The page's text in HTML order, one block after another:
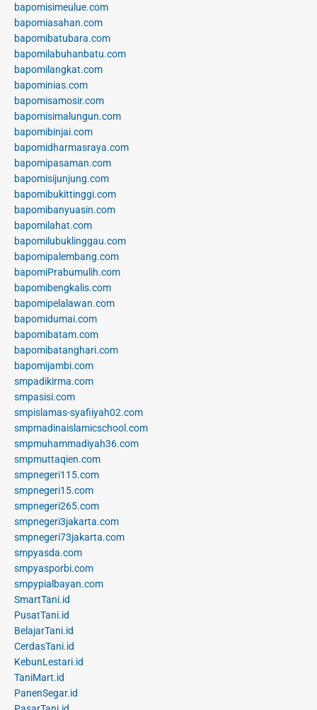
bapomisimeulue.com
bapomiasahan.com
bapomibatubara.com
bapomilabuhanbatu.com
bapomilangkat.com
bapominias.com
bapomisamosir.com
bapomisimalungun.com
bapomibinjai.com
bapomidharmasraya.com
bapomipasaman.com
bapomisijunjung.com
bapomibukittinggi.com
bapomibanyuasin.com
bapomilahat.com
bapomilubuklinggau.com
bapomipalembang.com
bapomiPrabumulih.com
bapomibengkalis.com
bapomipelalawan.com
bapomidumai.com
bapomibatam.com
bapomibatanghari.com
bapomijambi.com
smpadikirma.com
smpasisi.com
smpislamas-syafiiyah02.com
smpmadinaislamicschool.com
smpmuhammadiyah36.com
smpmuttaqien.com
smpnegeri115.com
smpnegeri15.com
smpnegeri265.com
smpnegeri3jakarta.com
smpnegeri73jakarta.com
smpyasda.com
smpyasporbi.com
smpypialbayan.com
SmartTani.id
PusatTani.id
BelajarTani.id
CerdasTani.id
KebunLestari.id
TaniMart.id
PanenSegar.id